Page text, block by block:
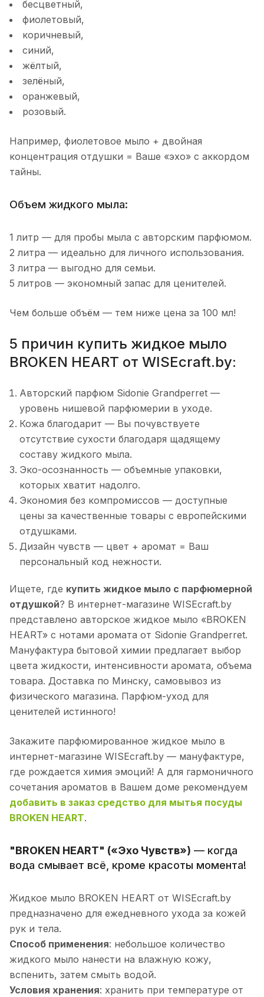
бесцветный,
фиолетовый,
коричневый,
синий,
жёлтый,
зелёный,
оранжевый,
розовый.
Например, фиолетовое мыло + двойная
концентрация отдушки = Ваше «эхо» с аккордом
тайны.
Объем жидкого мыла:
1 литр — для пробы мыла с авторским парфюмом.
2 литра — идеально для личного использования.
3 литра — выгодно для семьи.
5 литров — экономный запас для ценителей.
Чем больше объём — тем ниже цена за 100 мл!
5 причин купить жидкое мыло
BROKEN HEART от WISEcraft.by:
Авторский парфюм Sidonie Grandperret —
уровень нишевой парфюмерии в уходе.
Кожа благодарит — Вы почувствуете
отсутствие сухости благодаря щадящему
составу жидкого мыла.
Эко-осознанность — объемные упаковки,
которых хватит надолго.
Экономия без компромиссов — доступные
цены за качественные товары с европейскими
отдушками.
Дизайн чувств — цвет + аромат = Ваш
персональный код нежности.
Ищете, где купить жидкое мыло с парфюмерной
отдушкой? В интернет-магазине WISEcraft.by
представлено авторское жидкое мыло «BROKEN
HEART» с нотами аромата от Sidonie Grandperret.
Мануфактура бытовой химии предлагает выбор
цвета жидкости, интенсивности аромата, объема
товара. Доставка по Минску, самовывоз из
физического магазина. Парфюм-уход для
ценителей истинного!
Закажите парфюмированное жидкое мыло в
интернет-магазине WISEcraft.by — мануфактуре,
где рождается химия эмоций! А для гармоничного
сочетания ароматов в Вашем доме рекомендуем
добавить в заказ средство для мытья посуды
BROKEN HEART.
"BROKEN HEART" («Эхо Чувств») — когда
вода смывает всё, кроме красоты момента!
Жидкое мыло BROKEN HEART от WISEcraft.by
предназначено для ежедневного ухода за кожей
рук и тела.
Способ применения: небольшое количество
жидкого мыло нанести на влажную кожу,
вспенить, затем смыть водой.
Условия хранения: хранить при температуре от